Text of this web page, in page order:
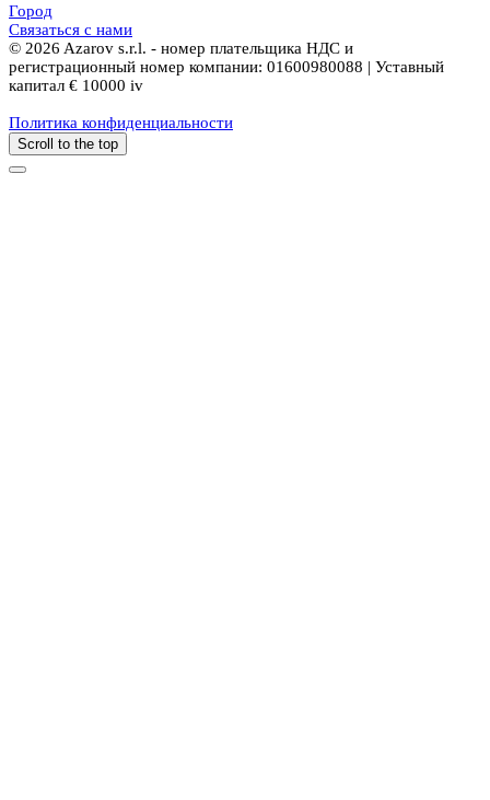
Город
Связаться с нами
© 2026 Azarov s.r.l. - номер плательщика НДС и
регистрационный номер компании: 01600980088 | Уставный
капитал € 10000 iv
Политика конфиденциальности
Scroll to the top